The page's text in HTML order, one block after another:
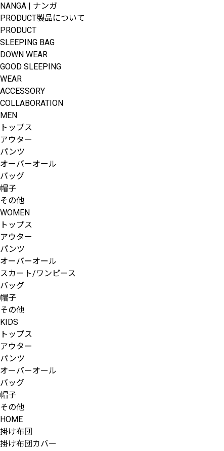
NANGA | ナンガ
PRODUCT製品について
PRODUCT
SLEEPING BAG
DOWN WEAR
GOOD SLEEPING
WEAR
ACCESSORY
COLLABORATION
MEN
トップス
アウター
パンツ
オーバーオール
バッグ
帽子
その他
WOMEN
トップス
アウター
パンツ
オーバーオール
スカート/ワンピース
バッグ
帽子
その他
KIDS
トップス
アウター
パンツ
オーバーオール
バッグ
帽子
その他
HOME
掛け布団
掛け布団カバー